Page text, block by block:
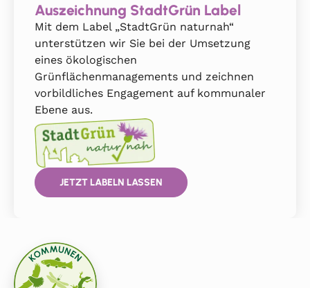
Auszeichnung StadtGrün Label
Mit dem Label „StadtGrün naturnah“
unterstützen wir Sie bei der Umsetzung
eines ökologischen
Grünflächenmanagements und zeichnen
vorbildliches Engagement auf kommunaler
Ebene aus.
JETZT LABELN LASSEN